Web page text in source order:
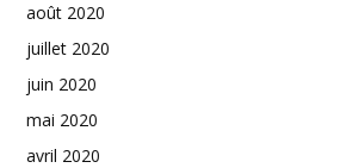
août 2020
juillet 2020
juin 2020
mai 2020
avril 2020